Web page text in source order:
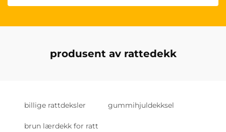
produsent av rattedekk
billige rattdeksler gummihjuldekksel
brun lærdekk for ratt